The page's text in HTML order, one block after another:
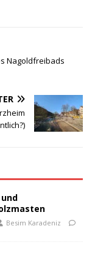
Nagoldfreibads
Besim Karadeniz